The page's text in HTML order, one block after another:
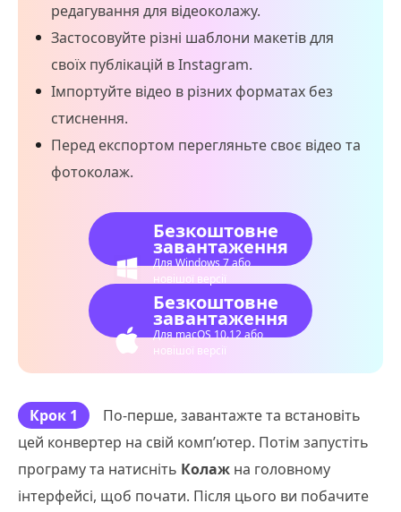
редагування для відеоколажу.
Застосовуйте різні шаблони макетів для
своїх публікацій в Instagram.
Імпортуйте відео в різних форматах без
стиснення.
Перед експортом перегляньте своє відео та
фотоколаж.
Безкоштовне
завантаження
Для Windows 7 або
новішої версії
Безкоштовне
завантаження
Для macOS 10.12 або
новішої версії
Крок 1
По-перше, завантажте та встановіть
цей конвертер на свій комп’ютер. Потім запустіть
програму та натисніть Колаж на головному
інтерфейсі, щоб почати. Після цього ви побачите